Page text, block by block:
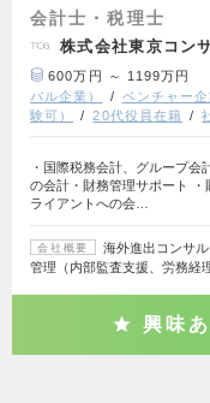
会計士・税理士
株式会社東京コン
600万円 ～ 1199万円
バル企業）
ベンチャー企
験可）
20代役員在籍
・国際税務会計、グループ会
の会計・財務管理サポート
ライアントへの会…
会社概要
海外進出コンサ
管理（内部監査支援、労務経
興味あ